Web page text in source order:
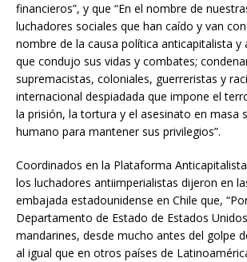
financieros”, y que “En el nombre de
luchadores sociales que han caído y van
nombre de la causa política anticapitalista y
que condujo sus vidas y combates;
supremacistas, coloniales, guerreristas y
internacional despiadada que impone el
la prisión, la tortura y el asesinato en masa
humano para mantener sus privilegios”.
Coordinados en la Plataforma
los luchadores antiimperialistas dijeron en
embajada estadounidense en Chile que,
Departamento de Estado de Estados
mandarines, desde mucho antes del golpe
al igual que en otros países de